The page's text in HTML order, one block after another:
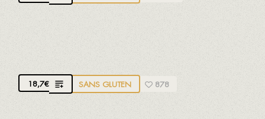
MÉDITERRANÉENNES GRILLÉES
18,7€ SANS GLUTEN 878